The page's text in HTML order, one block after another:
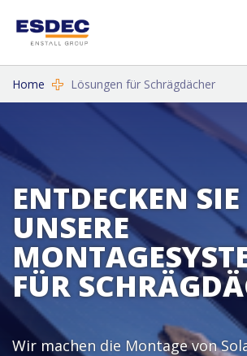
Home Lösungen für Schrägdächer
ENTDECKEN SIE
UNSERE
FÜR
Wir machen die Montage von